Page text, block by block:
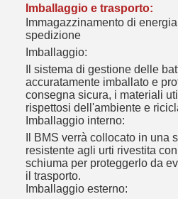
Imballaggio e trasporto:
Immagazzinamento di
spedizione
Imballaggio:
Il sistema di gestione delle
accuratamente imballato e
consegna sicura, i materiali
rispettosi dell'ambiente e
Imballaggio interno:
Il BMS verrà collocato in una
resistente agli urti rivestita
schiuma per proteggerlo da
il trasporto.
Imballaggio esterno: